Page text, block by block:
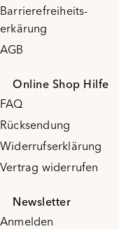
Barrierefreiheits-
erkärung
AGB
Online Shop Hilfe
FAQ
Rücksendung
Widerrufserklärung
Vertrag widerrufen
Newsletter
Anmelden